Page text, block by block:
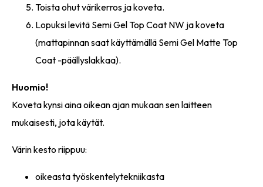
Toista ohut värikerros ja koveta.
Lopuksi levitä Semi Gel Top Coat NW ja koveta
(mattapinnan saat käyttämällä Semi Gel Matte Top
Coat -päällyslakkaa).
Huomio!
Koveta kynsi aina oikean ajan mukaan sen laitteen
mukaisesti, jota käytät.
Värin kesto riippuu:
oikeasta työskentelytekniikasta